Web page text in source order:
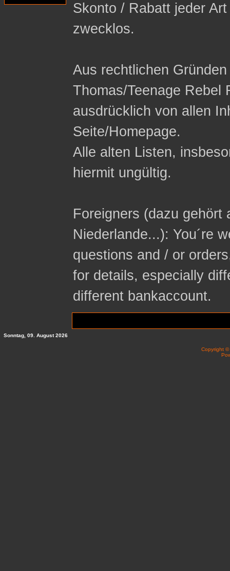
Skonto / Rabatt jeder
zwecklos.
Aus rechtlichen
Thomas/Teenage Rebel
ausdrücklich von allen
Seite/Homepage.
Alle alten Listen,
hiermit ungültig.
Foreigners (dazu gehört
Niederlande...): You´re
questions and / or
for details, especially
different bankaccount.
Sonntag, 09. August 2026
Copyright